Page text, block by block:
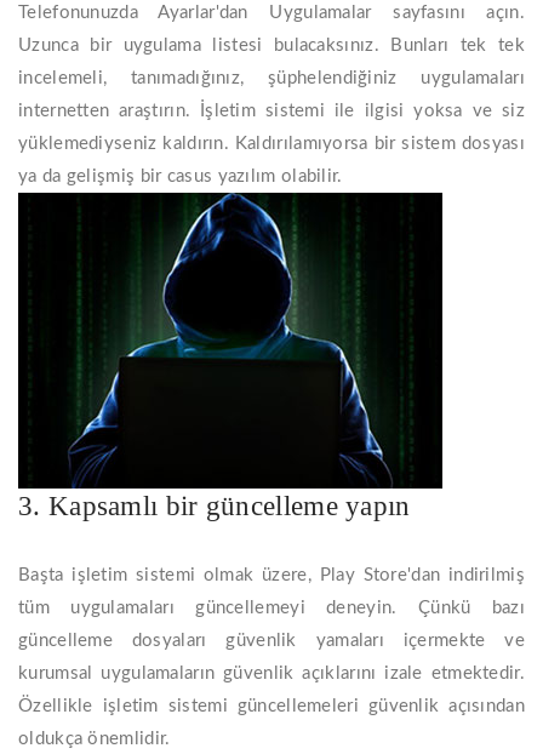
Telefonunuzda Ayarlar'dan Uygulamalar sayfasını açın.
Uzunca bir uygulama listesi bulacaksınız. Bunları tek tek
incelemeli, tanımadığınız, şüphelendiğiniz uygulamaları
internetten araştırın. İşletim sistemi ile ilgisi yoksa ve siz
yüklemediyseniz kaldırın. Kaldırılamıyorsa bir sistem dosyası
ya da gelişmiş bir casus yazılım olabilir.
3. Kapsamlı bir güncelleme yapın
Başta işletim sistemi olmak üzere, Play Store'dan indirilmiş
tüm uygulamaları güncellemeyi deneyin. Çünkü bazı
güncelleme dosyaları güvenlik yamaları içermekte ve
kurumsal uygulamaların güvenlik açıklarını izale etmektedir.
Özellikle işletim sistemi güncellemeleri güvenlik açısından
oldukça önemlidir.